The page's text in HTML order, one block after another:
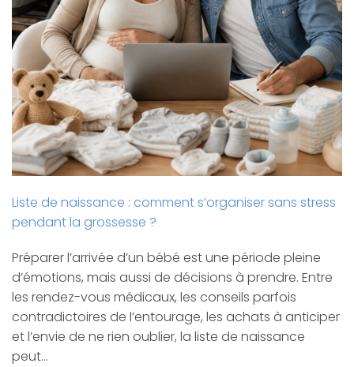
Liste de naissance : comment s’organiser sans stress
pendant la grossesse ?
Préparer l’arrivée d’un bébé est une période pleine
d’émotions, mais aussi de décisions à prendre. Entre
les rendez-vous médicaux, les conseils parfois
contradictoires de l’entourage, les achats à anticiper
et l’envie de ne rien oublier, la liste de naissance
peut…